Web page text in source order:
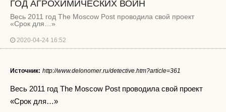
ГОД АГРОХИМИЧЕСКИХ ВОЙН
Весь 2011 год The Moscow Post проводила свой проект
«Срок для…»
2020-04-24 16:52
Источник: http://www.delonomer.ru/detective.htm?article=361
Весь 2011 год The Moscow Post проводила свой проект
«Срок для…»